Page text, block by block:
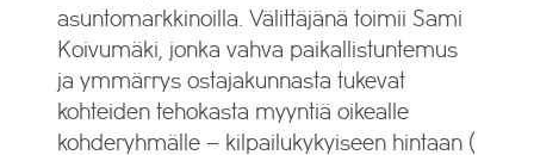
asuntomarkkinoilla. Välittäjänä toimii Sami
Koivumäki, jonka vahva paikallistuntemus
ja ymmärrys ostajakunnasta tukevat
kohteiden tehokasta myyntiä oikealle
kohderyhmälle – kilpailukykyiseen hintaan (